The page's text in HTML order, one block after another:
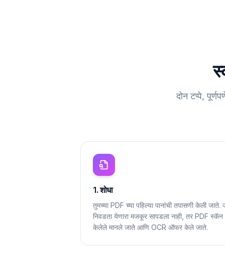
दोन टप्पे,
1. शोधा
तुमच्या PDF च्या पहिल्या पानांची तपासणी केली जाते.
निवडता येणारा मजकूर सापडला नाही, तर PDF स्कॅन
केलेले मानले जाते आणि OCR ऑफर केले जाते.